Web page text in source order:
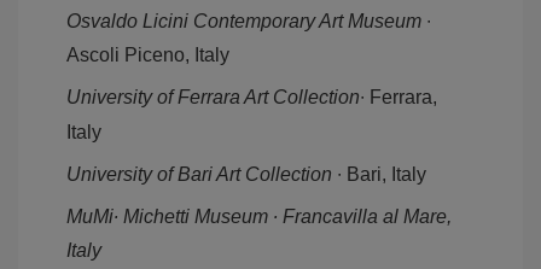
Osvaldo Licini Contemporary Art Museum ∙
Ascoli Piceno, Italy
University of Ferrara Art Collection∙ Ferrara,
Italy
University of Bari Art Collection ∙ Bari, Italy
MuMi∙ Michetti Museum ∙ Francavilla al Mare,
Italy